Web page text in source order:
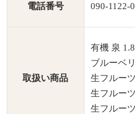
電話番号 090-1122-
取扱い商品
有機 泉
ブルーベ
生フルー
生フルー
生フルー